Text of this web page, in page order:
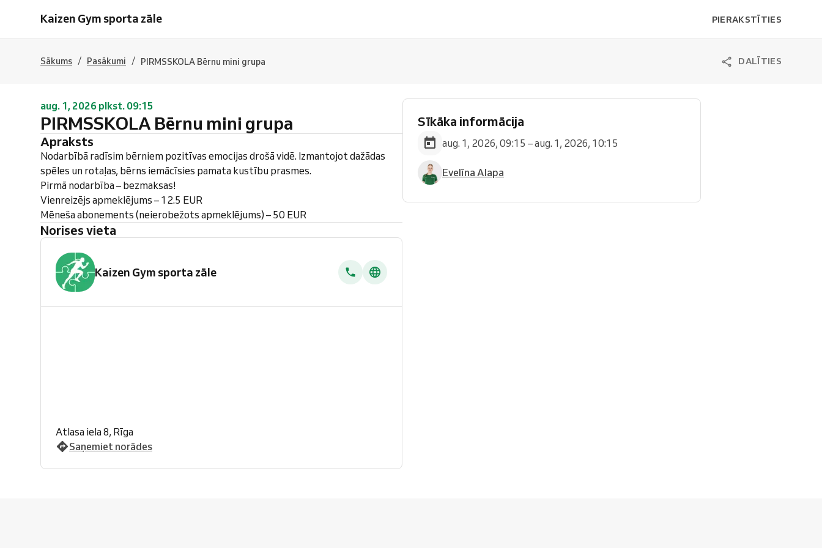
Kaizen Gym sporta zāle PIERAKSTĪTIES
Sākums / Pasākumi / PIRMSSKOLA Bērnu mini grupa DALĪTIES
aug. 1, 2026 plkst. 09:15
PIRMSSKOLA Bērnu mini grupa
Apraksts
Nodarbībā radīsim bērniem pozitīvas emocijas drošā vidē. Izmantojot dažādas
spēles un rotaļas, bērns iemācīsies pamata kustību prasmes.
Pirmā nodarbība – bezmaksas!
Vienreizējs apmeklējums – 12.5 EUR
Mēneša abonements (neierobežots apmeklējums) – 50 EUR
Norises vieta
Kaizen Gym sporta zāle
Atlasa iela 8, Rīga
Saņemiet norādes
Sīkāka informācija
aug. 1, 2026, 09:15 – aug. 1, 2026, 10:15
Evelīna Alapa